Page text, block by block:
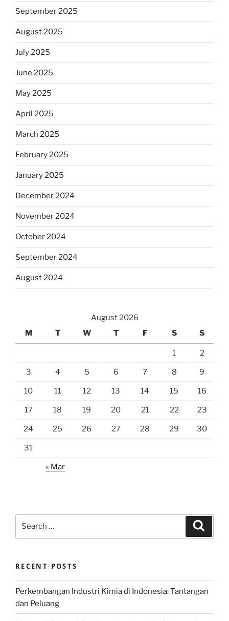
September 2025
August 2025
July 2025
June 2025
May 2025
April 2025
March 2025
February 2025
January 2025
December 2024
November 2024
October 2024
September 2024
August 2024
August 2026
M
T W T F S S
1 2
3 4 5 6 7 8 9
10 11 12 13 14 15 16
17 18 19 20 21 22 23
24 25 26 27 28 29 30
31
« Mar
RECENT POSTS
Perkembangan Industri Kimia di Indonesia: Tantangan
dan Peluang